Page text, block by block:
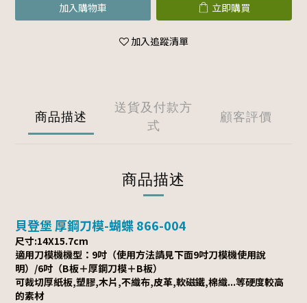
加入購物車 立即購買
加入追蹤清單
商品描述
送貨及付款方
式
顧客評價
商品描述
貝登堡 厚鋼刀模-蝴蝶 866-004
尺寸:14X15.7cm
適用刀模機機型：9吋（使用方法請見下面9吋刀模機使用說
明）/6吋（B板＋厚鋼刀模＋B板）
可裁切厚紙板,塑膠,木片,不織布,皮革,軟磁鐵,棉織...等硬度較高
的素材